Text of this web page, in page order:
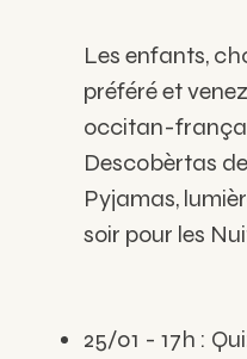
Les enfants,
préféré et
occitan-
Descobèrtas
Pyjamas,
soir pour les
25/01 - 17h :